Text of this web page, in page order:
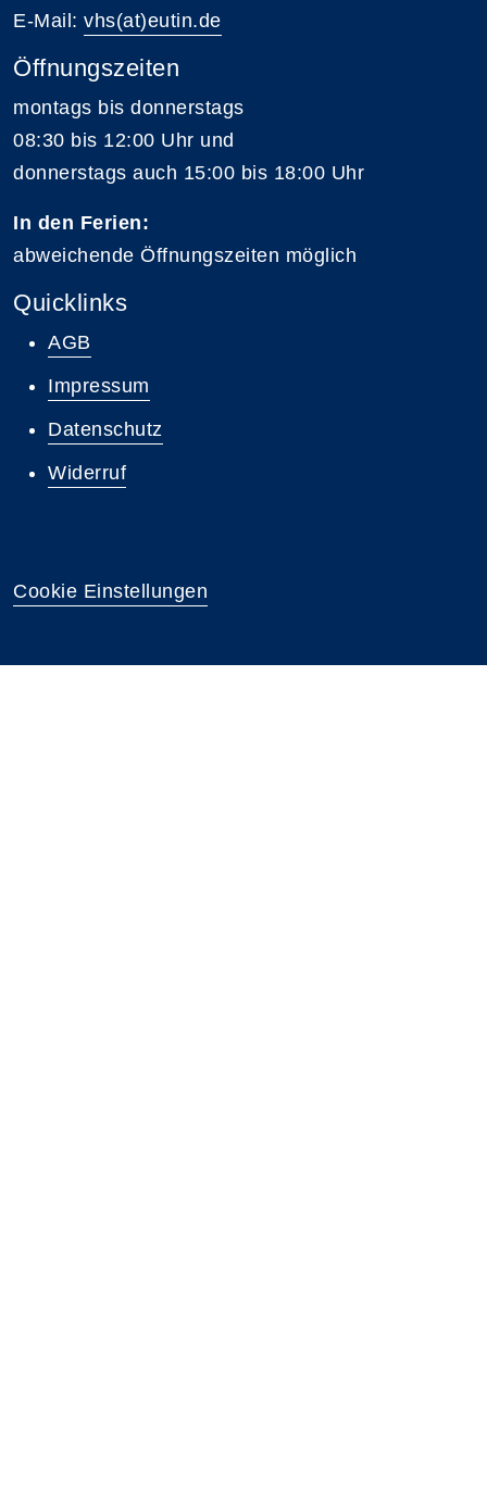
E-Mail: vhs(at)eutin.de
Öffnungszeiten
montags bis donnerstags
08:30 bis 12:00 Uhr und
donnerstags auch 15:00 bis 18:00 Uhr
In den Ferien:
abweichende Öffnungszeiten möglich
Quicklinks
AGB
Impressum
Datenschutz
Widerruf
Cookie Einstellungen